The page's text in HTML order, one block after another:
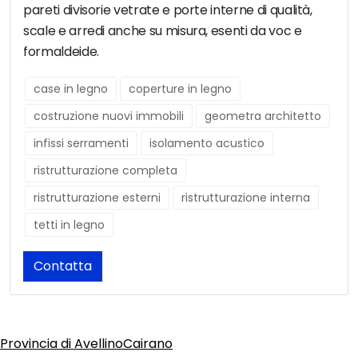
pareti divisorie vetrate e porte interne di qualità,
scale e arredi anche su misura, esenti da voc e
formaldeide.
case in legno
coperture in legno
costruzione nuovi immobili
geometra architetto
infissi serramenti
isolamento acustico
ristrutturazione completa
ristrutturazione esterni
ristrutturazione interna
tetti in legno
Contatta
Provincia di AvellinoCairano